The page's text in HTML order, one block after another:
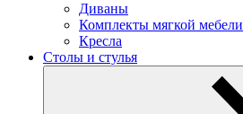
Диваны
Комплекты мягкой мебели
Кресла
Столы и стулья